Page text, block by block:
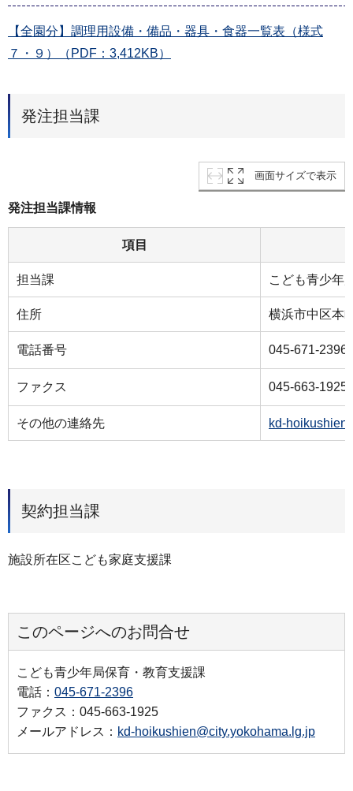
【全園分】調理用設備・備品・器具・食器一覧表（様式
７・９）（PDF：3,412KB）
発注担当課
画面サイズで表示
発注担当課情報
項目
担当課 こども青少年
住所 横浜市中区本
電話番号 045-671-2396
ファクス 045-663-1925
その他の連絡先 kd-
契約担当課
施設所在区こども家庭支援課
このページへのお問合せ
こども青少年局保育・教育支援課
電話： 045-671-2396
ファクス：045-663-1925
メールアドレス： kd-hoikushien@city.yokohama.lg.jp